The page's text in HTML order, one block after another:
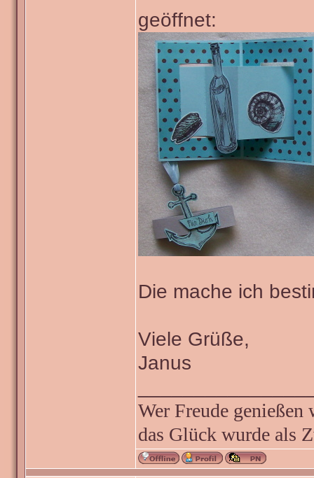
geöffnet:
Die mache ich
Viele Grüße,
Janus
Wer Freude
das Glück wurde als